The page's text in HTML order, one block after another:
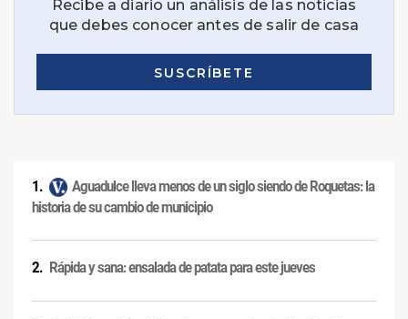
Aguadulce lleva menos de un siglo siendo de Roquetas: la
historia de su cambio de municipio
Rápida y sana: ensalada de patata para este jueves